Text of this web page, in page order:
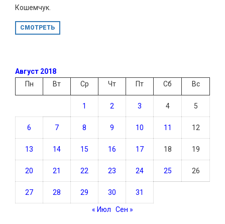
Кошемчук.
СМОТРЕТЬ
Август 2018
Пн
Вт Ср Чт Пт Сб Вс
1 2 3 4 5
6 7 8 9 10 11 12
13 14 15 16 17 18 19
20 21 22 23 24 25 26
27 28 29 30 31
« Июл Сен »